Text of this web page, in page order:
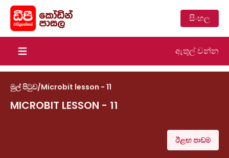
සිංහල
Open main menu ඇතුල් වන්න
මුල් පිටුව/Microbit lesson - 11
MICROBIT LESSON - 11
ඊළඟ පාඩම